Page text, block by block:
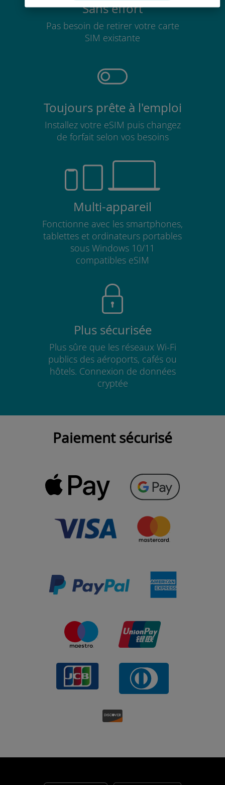
Sans effort
Pas besoin de retirer votre carte
SIM existante
Toujours prête à l'emploi
Installez votre eSIM puis changez
de forfait selon vos besoins
Multi-appareil
Fonctionne avec les smartphones,
tablettes et ordinateurs portables
sous Windows 10/11
compatibles eSIM
Plus sécurisée
Plus sûre que les réseaux Wi-Fi
publics des aéroports, cafés ou
hôtels. Connexion de données
cryptée
Paiement sécurisé